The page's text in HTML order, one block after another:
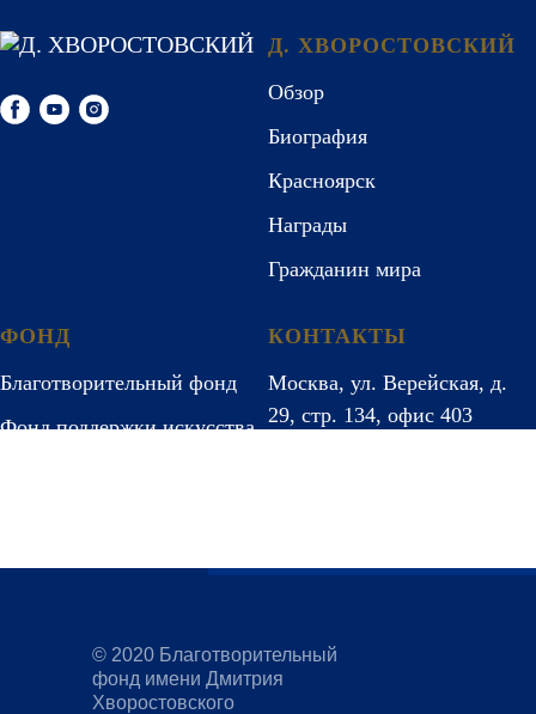
Д. ХВОРОСТОВСКИЙ
Обзор
Биография
Красноярск
Награды
Гражданин мира
ФОНД
Благотворительный фонд
Фонд поддержки искусства
КОНТАКТЫ
Москва, ул. Верейская, д.
29, стр. 134, офис 403
© 2020 Благотворительный
фонд имени Дмитрия
Хворостовского